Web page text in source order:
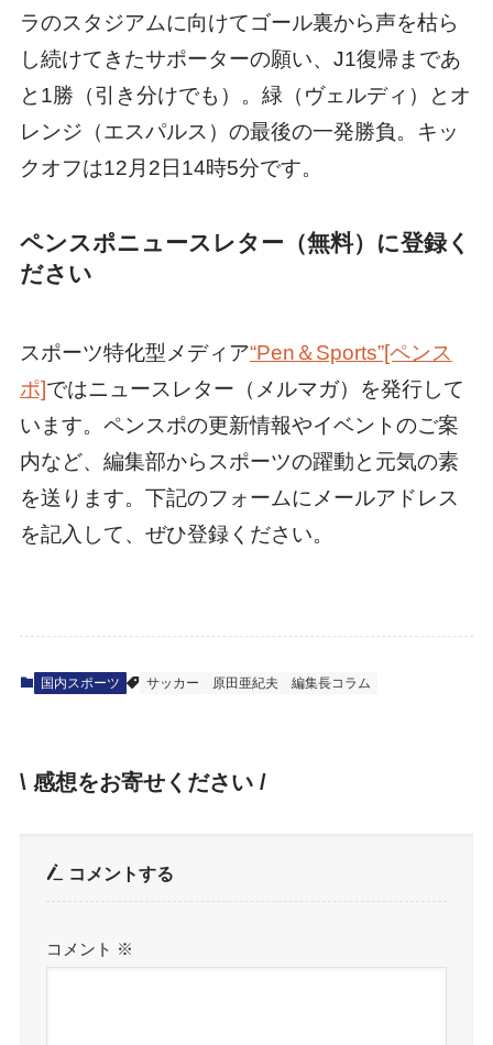
ラのスタジアムに向けてゴール裏から声を枯ら
し続けてきたサポーターの願い、J1復帰まであ
と1勝（引き分けでも）。緑（ヴェルディ）とオ
レンジ（エスパルス）の最後の一発勝負。キッ
クオフは12月2日14時5分です。
ペンスポニュースレター（無料）に登録く
ださい
スポーツ特化型メディア“Pen＆Sports”[ペンス
ポ]ではニュースレター（メルマガ）を発行して
います。ペンスポの更新情報やイベントのご案
内など、編集部からスポーツの躍動と元気の素
を送ります。下記のフォームにメールアドレス
を記入して、ぜひ登録ください。
国内スポーツ サッカー 原田亜紀夫 編集長コラム
\ 感想をお寄せください /
コメントする
コメント ※